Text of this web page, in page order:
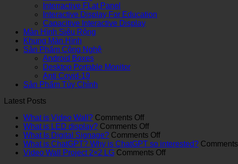
Interractive FLat Panel
Interactive Display For Education
Capacitive Interactive Display
Màn Hình Siêu Rộng
Khung Màn Hình
Sản Phẩm Công Nghệ
Android Boxes
Desktop Portable Monitor
Anti Covid-19
Sản Phẩm Tùy Chỉnh
Latest Posts
What is Video Wall? Comments Offon
What
is
Video
Wall?
What is LED display? Comments Offon
What
is
LED
What Is Digital Signage? Comments Offon
What
Is
What is ChatGPT? Why is ChatGPT so interested?
Video Wall Project 2×2 LG Comments Offon